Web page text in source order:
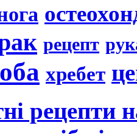
рецепт
хребет
рецепти